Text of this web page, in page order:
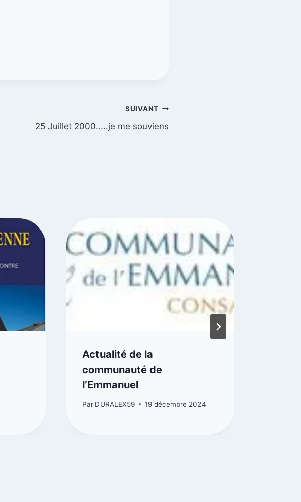
SUIVANT
25 Juillet 2000…..je me souviens
Actualité de la
communauté de
l’Emmanuel
Par DURALEX59 19 décembre 2024